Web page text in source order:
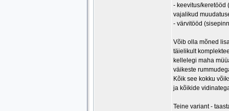
- keevitus/keretööd
vajalikud
- värvitööd
Võib olla mõned
täielikult
kellelegi maha
väikeste
Kõik see kokku
ja kõikide
Teine variant -